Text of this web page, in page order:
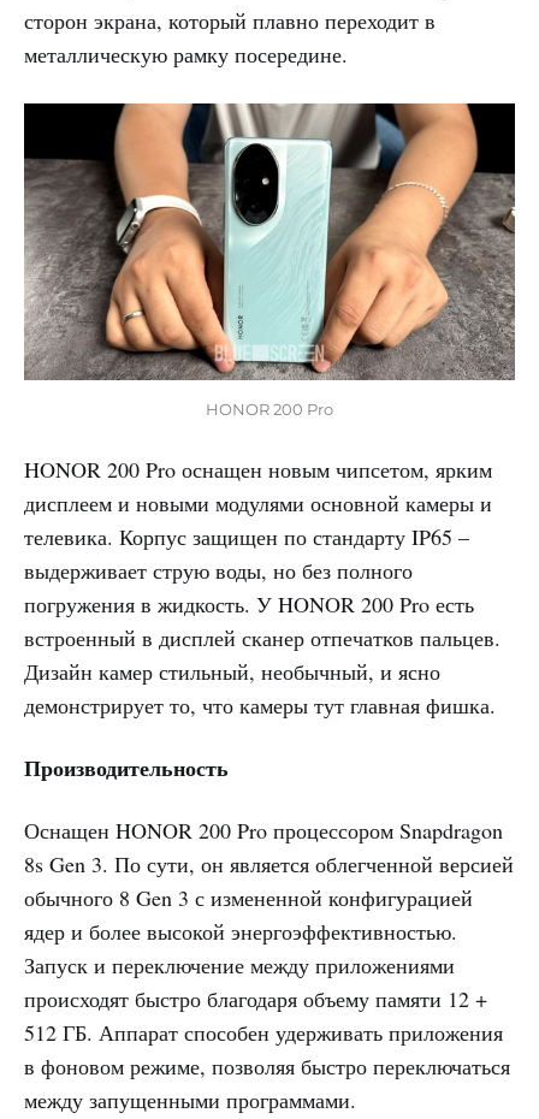
сторон экрана, который плавно переходит в
металлическую рамку посередине.
HONOR 200 Pro
HONOR 200 Pro оснащен новым чипсетом, ярким
дисплеем и новыми модулями основной камеры и
телевика. Корпус защищен по стандарту IP65 –
выдерживает струю воды, но без полного
погружения в жидкость. У HONOR 200 Pro есть
встроенный в дисплей сканер отпечатков пальцев.
Дизайн камер стильный, необычный, и ясно
демонстрирует то, что камеры тут главная фишка.
Производительность
Оснащен HONOR 200 Pro процессором Snapdragon
8s Gen 3. По сути, он является облегченной версией
обычного 8 Gen 3 с измененной конфигурацией
ядер и более высокой энергоэффективностью.
Запуск и переключение между приложениями
происходят быстро благодаря объему памяти 12 +
512 ГБ. Аппарат способен удерживать приложения
в фоновом режиме, позволяя быстро переключаться
между запущенными программами.